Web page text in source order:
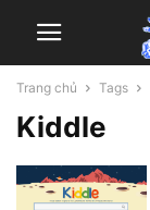
Trang chủ Tags
Kiddle